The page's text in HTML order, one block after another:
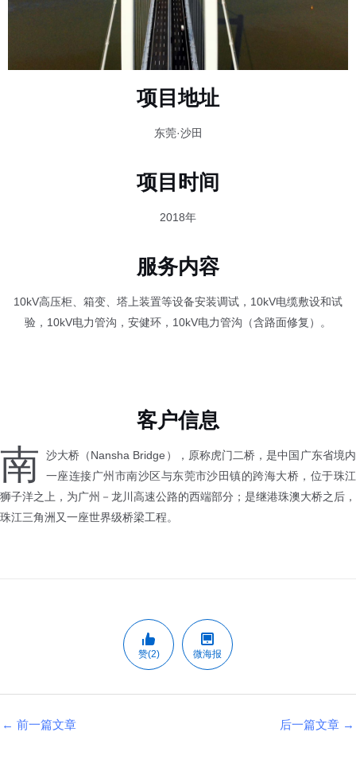
项目地址
东莞·沙田
项目时间
2018年
服务内容
10kV高压柜、箱变、塔上装置等设备安装调试，10kV电缆敷设和试
验，10kV电力管沟，安健环，10kV电力管沟（含路面修复）。
客户信息
南
沙大桥（Nansha Bridge），原称虎门二桥，是中国广东省境内
一座连接广州市南沙区与东莞市沙田镇的跨海大桥，位于珠江
狮子洋之上，为广州－龙川高速公路的西端部分；是继港珠澳大桥之后，
珠江三角洲又一座世界级桥梁工程。
赞(2) 微海报
← 前一篇文章 后一篇文章 →